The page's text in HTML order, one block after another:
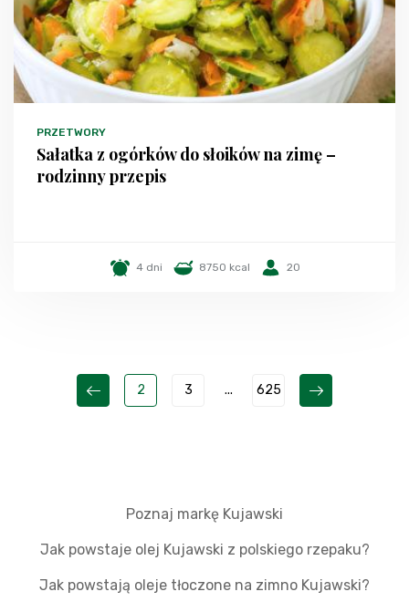
PRZETWORY
Sałatka z ogórków do słoików na zimę –
rodzinny przepis
4 dni 8750 kcal 20
2 3 ... 625
Poznaj markę Kujawski
Jak powstaje olej Kujawski z polskiego rzepaku?
Jak powstają oleje tłoczone na zimno Kujawski?